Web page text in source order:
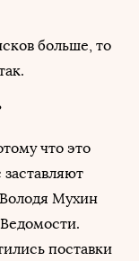
больше, то
что это
Володя Мухин
поставки